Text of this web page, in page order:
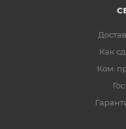
Как
Ком.